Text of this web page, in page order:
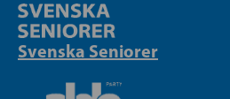
Svenska Seniorer